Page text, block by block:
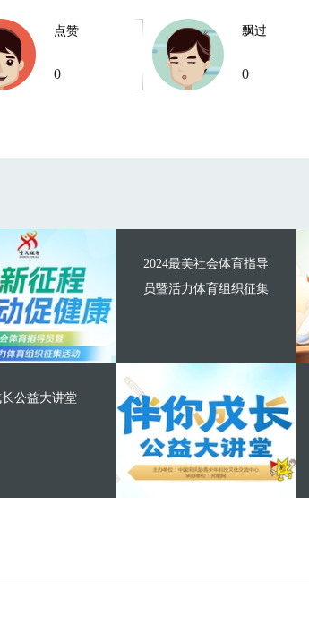
点赞
0
飘过
0
2024最美社会体育指导
员暨活力体育组织征集
公益大讲堂